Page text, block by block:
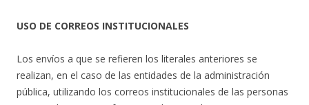
USO DE CORREOS INSTITUCIONALES
Los envíos a que se refieren los literales anteriores se
realizan, en el caso de las entidades de la administración
pública, utilizando los correos institucionales de las personas